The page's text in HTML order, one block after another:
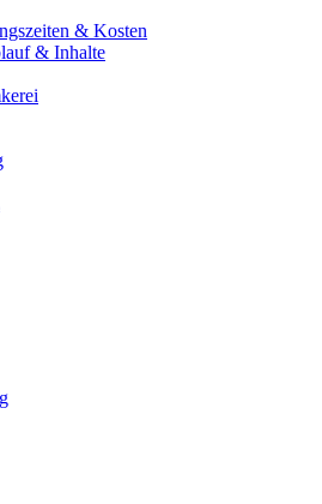
& Kosten
& Inhalte